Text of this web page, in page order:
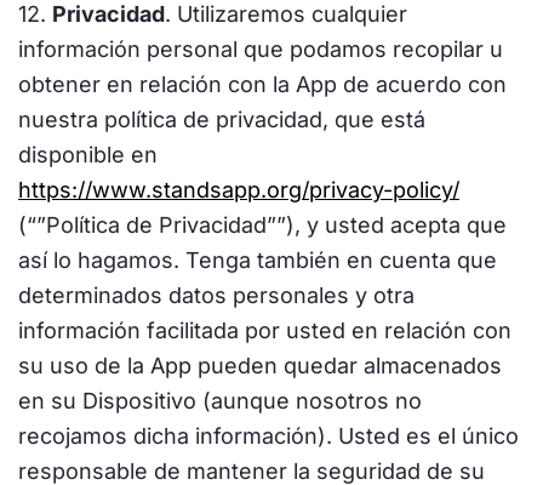
12. Privacidad. Utilizaremos cualquier
información personal que podamos recopilar u
obtener en relación con la App de acuerdo con
nuestra política de privacidad, que está
disponible en
https://www.standsapp.org/privacy-policy/
(“”Política de Privacidad””), y usted acepta que
así lo hagamos. Tenga también en cuenta que
determinados datos personales y otra
información facilitada por usted en relación con
su uso de la App pueden quedar almacenados
en su Dispositivo (aunque nosotros no
recojamos dicha información). Usted es el único
responsable de mantener la seguridad de su